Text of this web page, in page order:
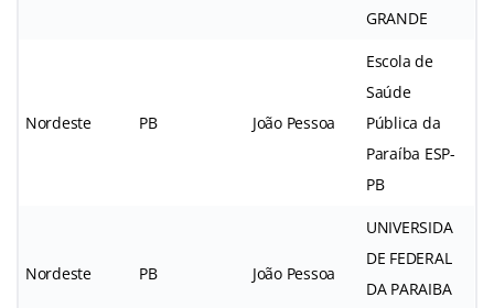
GRANDE
Nordeste PB João Pessoa
Escola de
Saúde
Pública da
Paraíba ESP-
PB
Nordeste PB João Pessoa
UNIVERSIDA
DE FEDERAL
DA PARAIBA